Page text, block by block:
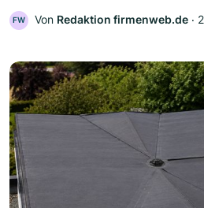
FW Von Redaktion firmenweb.de ‧